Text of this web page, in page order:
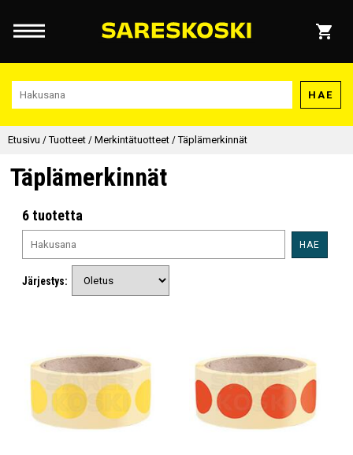
HAE
Etusivu /Tuotteet / Merkintätuotteet /Täplämerkinnät
Täplämerkinnät
6 tuotetta
HAE
Järjestys: